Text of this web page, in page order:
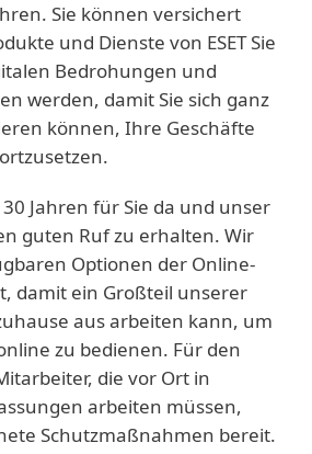
Sie können versichert
und Dienste von ESET Sie
Bedrohungen und
werden, damit Sie sich ganz
können, Ihre Geschäfte
30 Jahren für Sie da und unser
guten Ruf zu erhalten. Wir
Optionen der Online-
damit ein Großteil unserer
aus arbeiten kann, um
zu bedienen. Für den
die vor Ort in
arbeiten müssen,
Schutzmaßnahmen bereit.